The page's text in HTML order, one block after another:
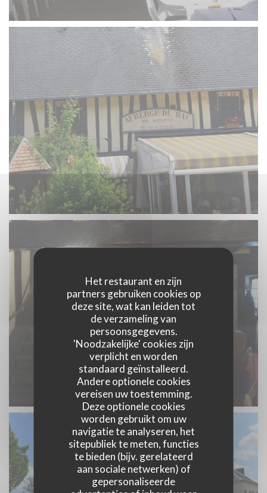
Het restaurant en zijn
partners gebruiken cookies op
deze site, wat kan leiden tot
de verzameling van
persoonsgegevens.
'Noodzakelijke' cookies zijn
verplicht en worden
standaard geïnstalleerd.
Andere optionele cookies
vereisen uw toestemming.
Deze optionele cookies
worden gebruikt om uw
navigatie te analyseren, het
sitepubliek te meten, functies
te bieden (bijv. gerelateerd
aan sociale netwerken) of
gepersonaliseerde